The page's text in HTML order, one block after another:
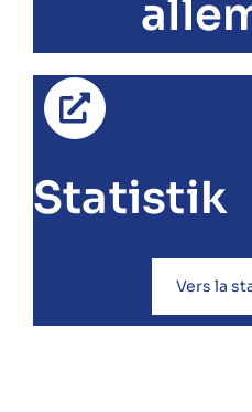
Statistik
Vers la